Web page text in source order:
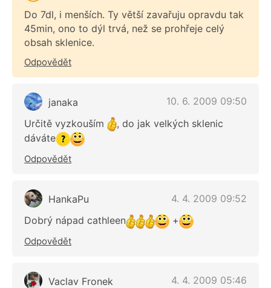
Do 7dl, i menších. Ty větší zavařuju opravdu tak
45min, ono to dýl trvá, než se prohřeje celý
obsah sklenice.
Odpovědět
janaka
10. 6. 2009 09:50
Určitě vyzkouším
, do jak velkých sklenic
dáváte
Odpovědět
HankaPu
4. 4. 2009 09:52
Dobrý nápad cathleen
+
Odpovědět
Vaclav Fronek
4. 4. 2009 05:46